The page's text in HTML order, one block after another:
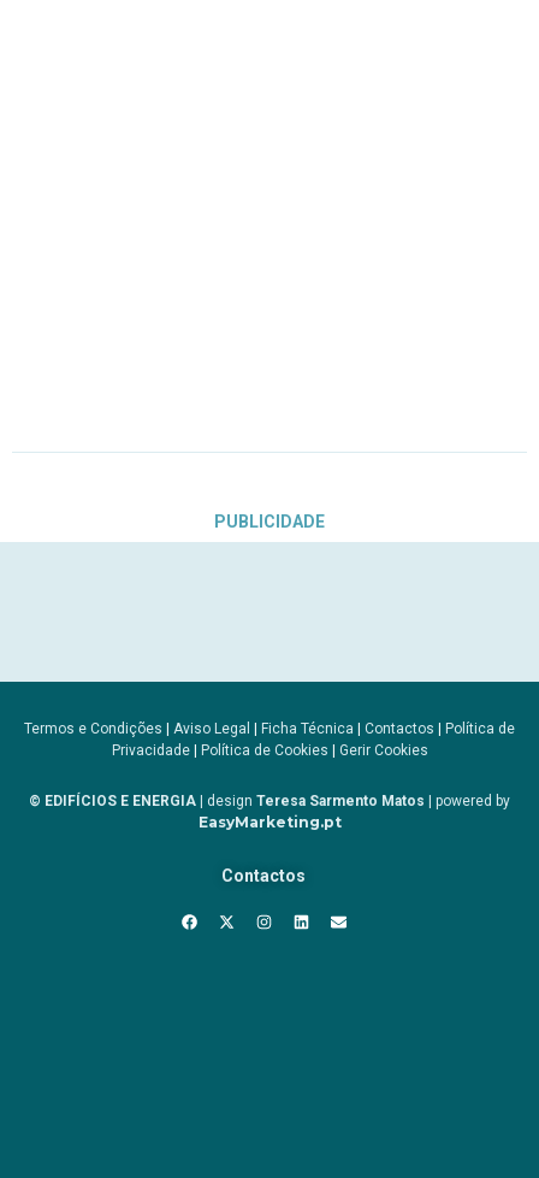
PUBLICIDADE
Termos e Condições | Aviso Legal | Ficha Técnica | Contactos | Política de
Privacidade| Política de Cookies | Gerir Cookies
© EDIFÍCIOS E ENERGIA | design Teresa Sarmento Matos | powered by
EasyMarketing.pt
Contactos